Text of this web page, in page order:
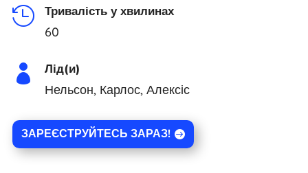

Тривалість у хвилинах
60

Лід(и)
Нельсон, Карлос, Алексіс
ЗАРЕЄСТРУЙТЕСЬ ЗАРАЗ!